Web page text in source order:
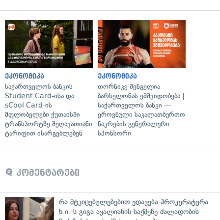
ეკონომიკა
საქართველოს ბანკის
Student Card-ისა და
sCool Card-ის
მფლობელები ქუთაისში
ტრანსპორტზე შეღავათიანი
ტარიფით ისარგებლებენ
ეკონომიკა
თორნიკე შენგელია
ბარსელონას ემშვიდობება |
საქართველოს ბანკი —
ეროვნული საკალათბურთო
ნაკრების გენერალური
სპონსორი
კომენტარები
რა მტკიცებულებებით ედავება პროკურატურა
ნ.ი.-ს გიგა ავალიანის საქმეზე ძალადობის